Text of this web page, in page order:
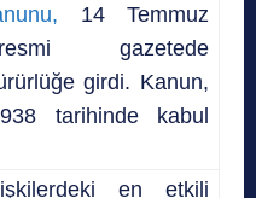
14 Temmuz
gazetede
girdi. Kanun,
tarihinde kabul
en etkili